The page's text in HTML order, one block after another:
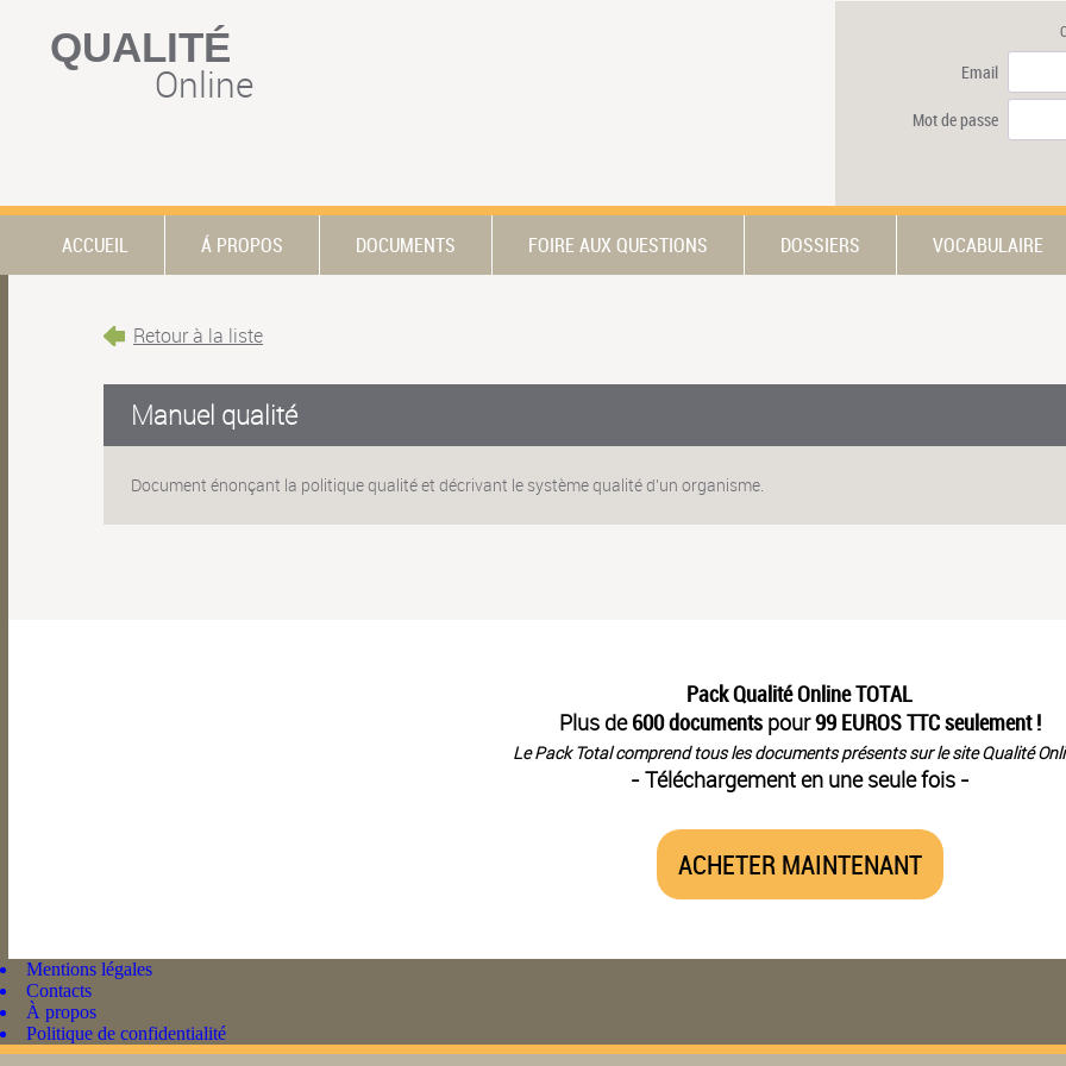
QUALITÉ
Online Email
Mot de passe
ACCUEIL Á PROPOS DOCUMENTS FOIRE AUX QUESTIONS DOSSIERS VOCABULAIRE
Retour à la liste
Manuel qualité
Document énonçant la politique qualité et décrivant le système qualité d'un organisme.
Pack Qualité Online TOTAL
Plus de600 documentspour99 EUROS TTC seulement !
Le Pack Total comprend tous les documents présents sur le site Qualité
- Téléchargement en une seule fois -
ACHETER MAINTENANT
Mentions légales
Contacts
À propos
Politique de confidentialité